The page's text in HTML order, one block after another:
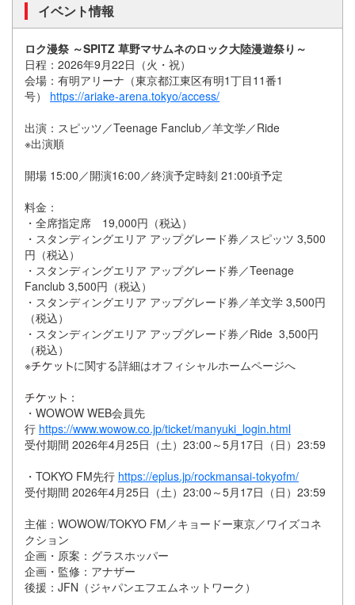
イベント情報
ロク漫祭 ～SPITZ 草野マサムネのロック大陸漫遊祭り～
日程：2026年9月22日（火・祝）
会場：有明アリーナ（東京都江東区有明1丁目11番1
号） https://ariake-arena.tokyo/access/
出演：スピッツ／Teenage Fanclub／羊文学／Ride
※出演順
開場 15:00／開演16:00／終演予定時刻 21:00頃予定
料金：
・全席指定席 19,000円（税込）
・スタンディングエリア アップグレード券／スピッツ 3,500
円（税込）
・スタンディングエリア アップグレード券／Teenage
Fanclub 3,500円（税込）
・スタンディングエリア アップグレード券／羊文学 3,500円
（税込）
・スタンディングエリア アップグレード券／Ride 3,500円
（税込）
※
に関する詳細はオフィシャルホームページへ
：
・WOWOW WEB会員先
行 https://www.wowow.co.jp/ticket/manyuki_login.html
受付期間 2026年4月25日（土）23:00～5月17日（日）23:59
・TOKYO FM先行 https://eplus.jp/rockmansai-tokyofm/
受付期間 2026年4月25日（土）23:00～5月17日（日）23:59
主催：WOWOW/TOKYO FM／キョードー東京／ワイズコネ
クション
企画・原案：グラスホッパー
企画・監修：アナザー
後援：JFN（ジャパンエフエムネットワーク）